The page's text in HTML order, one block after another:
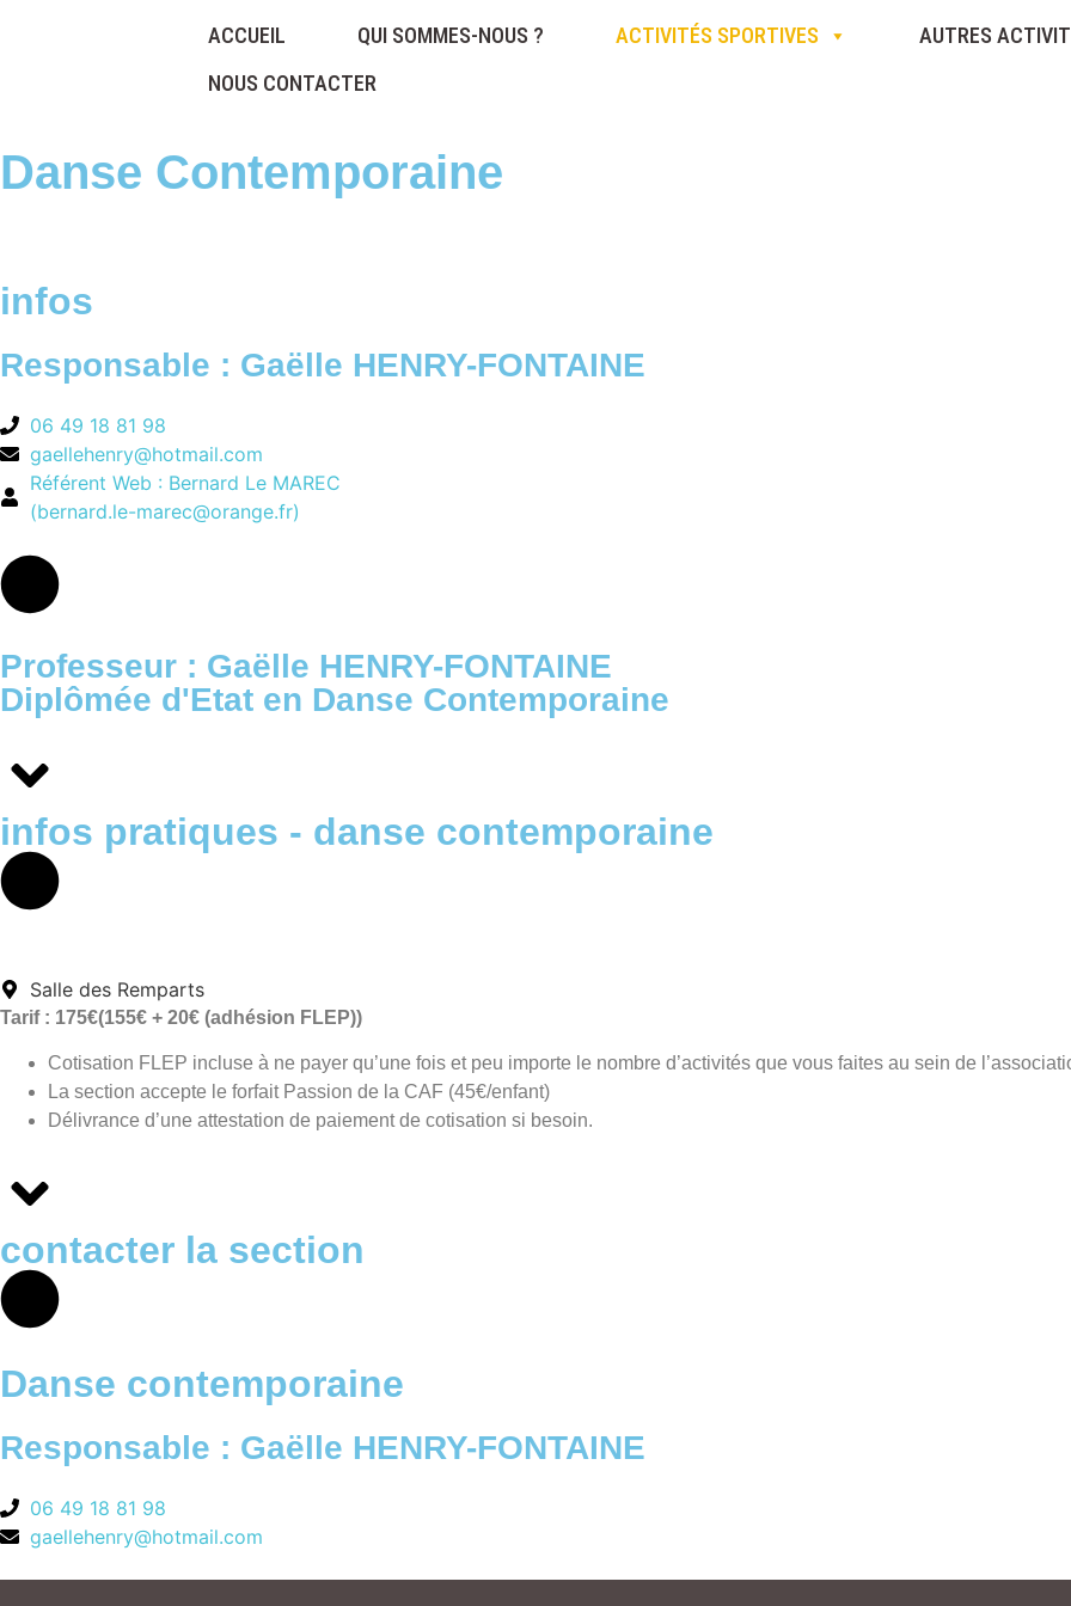
ACCUEIL QUI SOMMES-NOUS ? ACTIVITÉS SPORTIVES
AUTRES
NOUS CONTACTER
Danse Contemporaine
infos
Responsable : Gaëlle HENRY-FONTAINE
06 49 18 81 98
gaellehenry@hotmail.com
Référent Web : Bernard Le MAREC
(bernard.le-marec@orange.fr)
Professeur : Gaëlle HENRY-FONTAINE
Diplômée d'Etat en Danse Contemporaine
infos pratiques - danse contemporaine
Salle des Remparts
Tarif : 175€(155€ + 20€ (adhésion FLEP))
Cotisation FLEP incluse à ne payer qu’une fois et peu importe le nombre d’activités que vous faites au sein de
La section accepte le forfait Passion de la CAF (45€/enfant)
Délivrance d’une attestation de paiement de cotisation si besoin.
contacter la section
Danse contemporaine
Responsable : Gaëlle HENRY-FONTAINE
06 49 18 81 98
gaellehenry@hotmail.com